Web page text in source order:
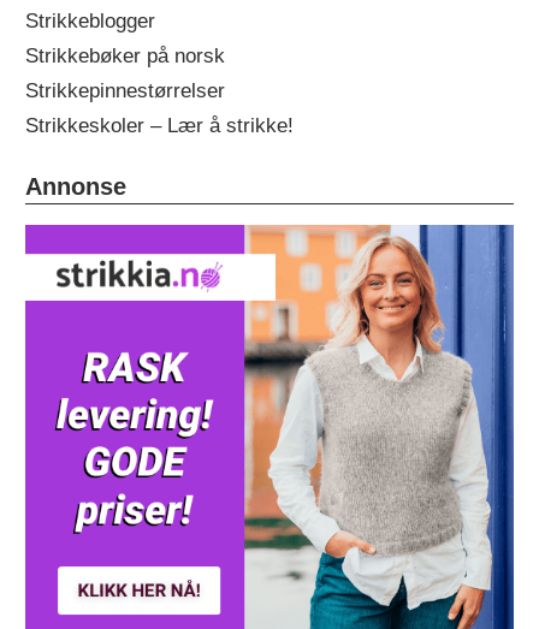
Strikkeblogger
Strikkebøker på norsk
Strikkepinnestørrelser
Strikkeskoler – Lær å strikke!
Annonse